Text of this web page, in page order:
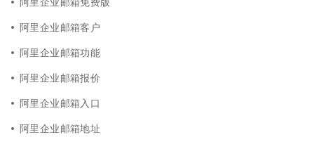
阿里企业邮箱客户
阿里企业邮箱功能
阿里企业邮箱报价
阿里企业邮箱入口
阿里企业邮箱地址